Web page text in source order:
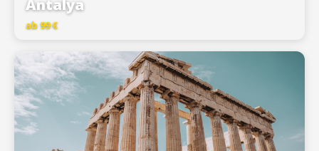
Antalya
ab 99 €